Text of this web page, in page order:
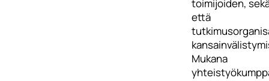
toimijoiden,
että
Mukana